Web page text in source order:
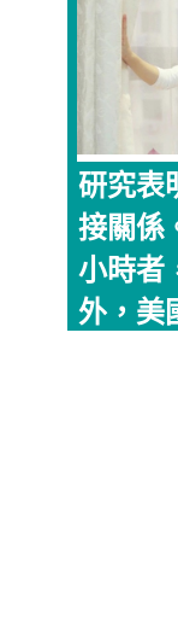
研究表
接關係
小時者
外，美